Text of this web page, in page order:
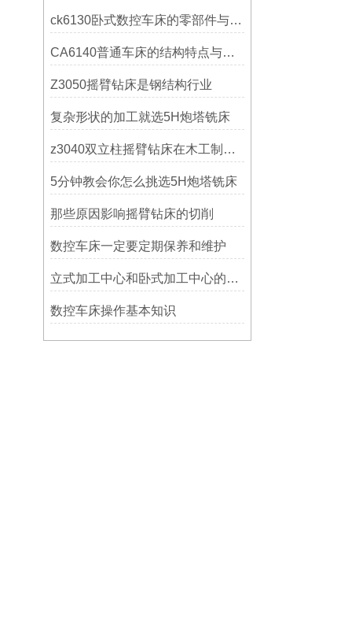
ck6130卧式数控车床的零部件与配置解析
CA6140普通车床的结构特点与工作原理解析
Z3050摇臂钻床是钢结构行业
复杂形状的加工就选5H炮塔铣床
z3040双立柱摇臂钻床在木工制作中的应用
5分钟教会你怎么挑选5H炮塔铣床
那些原因影响摇臂钻床的切削
数控车床一定要定期保养和维护
立式加工中心和卧式加工中心的区别
数控车床操作基本知识